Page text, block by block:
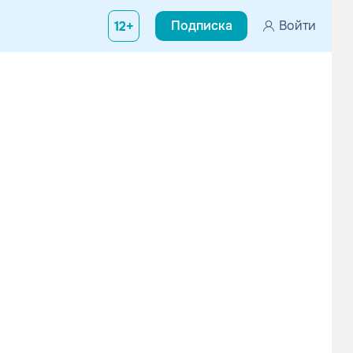
12+ Подписка Войти
техасском городе Вако. В 11 лет она стала самой